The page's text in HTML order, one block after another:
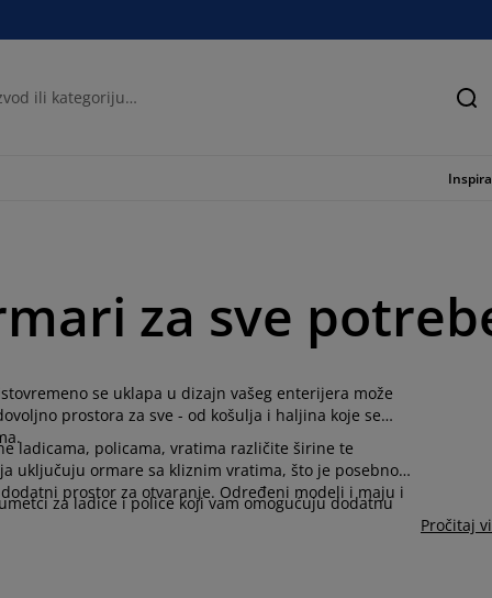
za sve
se uklapa u dizajn vašeg enterijera može
prostora za sve - od košulja i haljina koje se
ladicama, policama, vratima različite širine te
uključuju ormare sa kliznim vratima, što je posebno
prostor za otvaranje. Određeni modeli i maju i
za ladice i police koji vam omogućuju dodatnu
Pročitaj